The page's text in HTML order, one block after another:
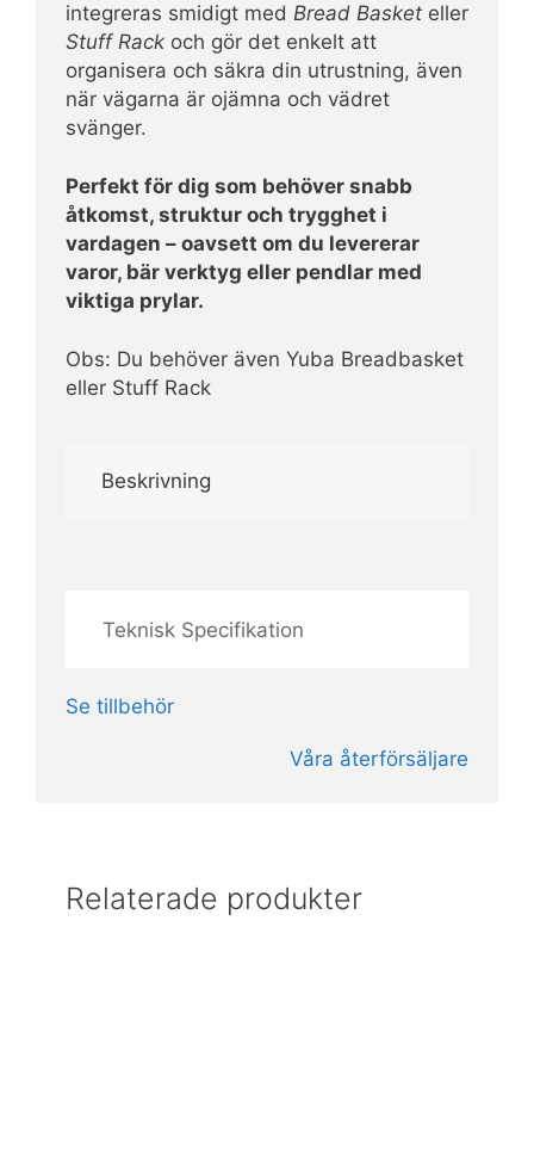
integreras smidigt med Bread Basket eller
Stuff Rack och gör det enkelt att
organisera och säkra din utrustning, även
när vägarna är ojämna och vädret
svänger.
Perfekt för dig som behöver snabb
åtkomst, struktur och trygghet i
vardagen – oavsett om du levererar
varor, bär verktyg eller pendlar med
viktiga prylar.
Obs: Du behöver även Yuba Breadbasket
eller Stuff Rack
Beskrivning
Teknisk Specifikation
Se tillbehör
Våra återförsäljare
Relaterade produkter